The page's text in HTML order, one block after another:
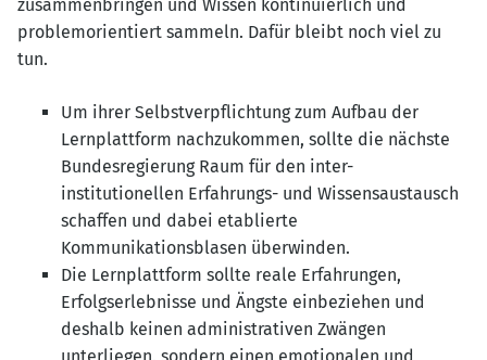
zusammenbringen und Wissen kontinuierlich und
problemorientiert sammeln. Dafür bleibt noch viel zu
tun.
Um ihrer Selbstverpflichtung zum Aufbau der
Lernplattform nachzukommen, sollte die nächste
Bundesregierung Raum für den inter-
institutionellen Erfahrungs- und Wissensaustausch
schaffen und dabei etablierte
Kommunikationsblasen überwinden.
Die Lernplattform sollte reale Erfahrungen,
Erfolgserlebnisse und Ängste einbeziehen und
deshalb keinen administrativen Zwängen
unterliegen, sondern einen emotionalen und